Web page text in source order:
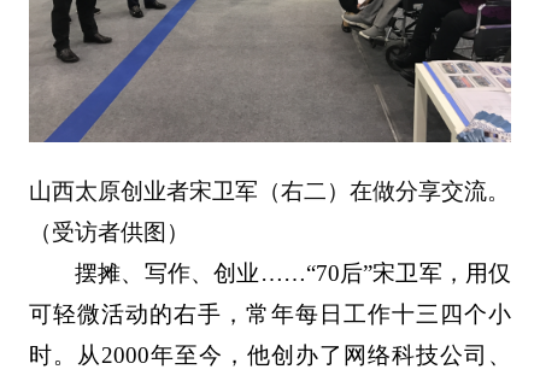
山西太原创业者宋卫军（右二）在做分享交流。
（受访者供图）
摆摊、写作、创业……“70后”宋卫军，用仅
可轻微活动的右手，常年每日工作十三四个小
时。从2000年至今，他创办了网络科技公司、